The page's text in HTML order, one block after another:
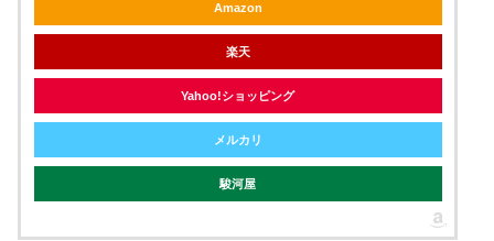
Amazon
楽天
Yahoo!ショッピング
メルカリ
駿河屋